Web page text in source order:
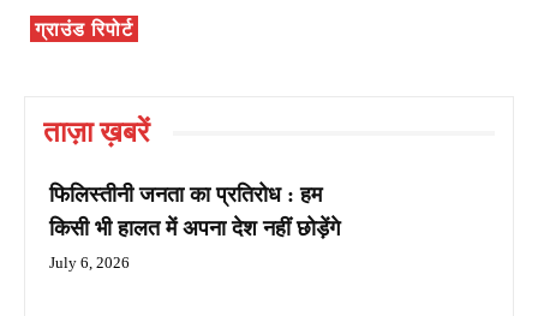
ग्राउंड रिपोर्ट
ताज़ा ख़बरें
फिलिस्तीनी जनता का प्रतिरोध : हम
किसी भी हालत में अपना देश नहीं छोड़ेंगे
July 6, 2026